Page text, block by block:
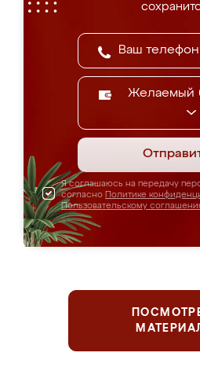
Желаемый
Я соглашаюсь на передачу
согласно Политике
Пользовательскому